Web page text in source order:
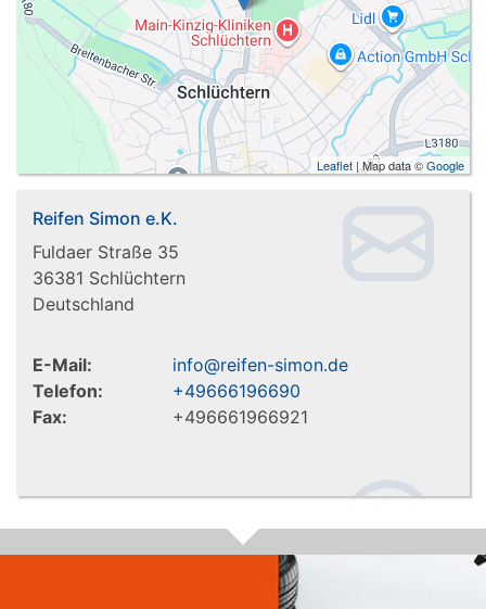
Leaflet | Map data ©Google
Reifen Simon e.K.
Fuldaer Straße 35
36381 Schlüchtern
Deutschland
E-Mail:
info@reifen-simon.de
Telefon:
+49666196690
Fax:
+496661966921